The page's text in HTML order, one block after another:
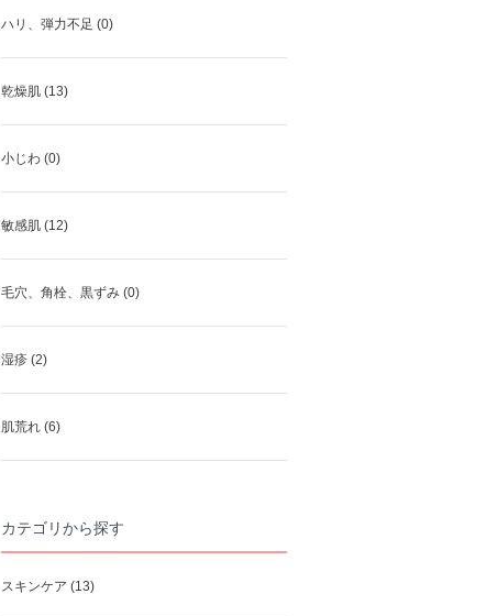
ハリ、弾力不足 (0)
乾燥肌 (13)
小じわ (0)
敏感肌 (12)
毛穴、角栓、黒ずみ (0)
湿疹 (2)
肌荒れ (6)
カテゴリから探す
スキンケア (13)